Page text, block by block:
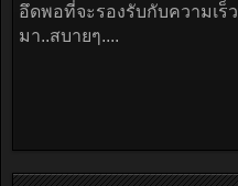
อึดพอที่จะรองรับกับความเร็
มา..สบายๆ....